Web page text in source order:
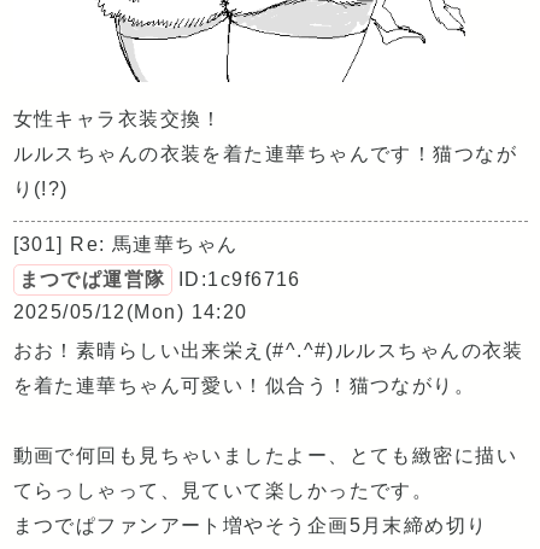
女性キャラ衣装交換！
ルルスちゃんの衣装を着た連華ちゃんです！猫つなが
り(!?)
[301] Re: 馬連華ちゃん
まつでぱ運営隊
ID:1c9f6716
2025/05/12(Mon) 14:20
おお！素晴らしい出来栄え(#^.^#)ルルスちゃんの衣装
を着た連華ちゃん可愛い！似合う！猫つながり。
動画で何回も見ちゃいましたよー、とても緻密に描い
てらっしゃって、見ていて楽しかったです。
まつでぱファンアート増やそう企画5月末締め切り